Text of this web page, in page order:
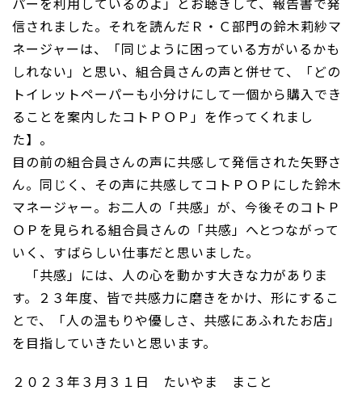
パーを利用しているのよ」とお聴きして、報告書で発
信されました。それを読んだＲ・Ｃ部門の鈴木莉紗マ
ネージャーは、「同じように困っている方がいるかも
しれない」と思い、組合員さんの声と併せて、「どの
トイレットペーパーも小分けにして一個から購入でき
ることを案内したコトＰＯＰ」を作ってくれまし
た】。
目の前の組合員さんの声に共感して発信された矢野さ
ん。同じく、その声に共感してコトＰＯＰにした鈴木
マネージャー。お二人の「共感」が、今後そのコトＰ
ＯＰを見られる組合員さんの「共感」へとつながって
いく、すばらしい仕事だと思いました。
「共感」には、人の心を動かす大きな力がありま
す。２３年度、皆で共感力に磨きをかけ、形にするこ
とで、「人の温もりや優しさ、共感にあふれたお店」
を目指していきたいと思います。
２０２３年３月３１日 たいやま まこと